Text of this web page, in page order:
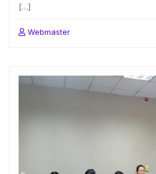
[…]
Webmaster